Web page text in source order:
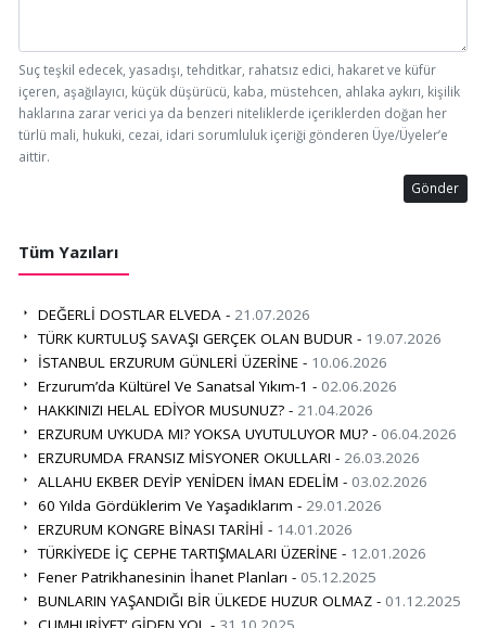
Suç teşkil edecek, yasadışı, tehditkar, rahatsız edici, hakaret ve küfür
içeren, aşağılayıcı, küçük düşürücü, kaba, müstehcen, ahlaka aykırı, kişilik
haklarına zarar verici ya da benzeri niteliklerde içeriklerden doğan her
türlü mali, hukuki, cezai, idari sorumluluk içeriği gönderen Üye/Üyeler’e
aittir.
Gönder
Tüm Yazıları
DEĞERLİ DOSTLAR ELVEDA - 21.07.2026
TÜRK KURTULUŞ SAVAŞI GERÇEK OLAN BUDUR - 19.07.2026
İSTANBUL ERZURUM GÜNLERİ ÜZERİNE - 10.06.2026
Erzurum’da Kültürel Ve Sanatsal Yıkım-1 - 02.06.2026
HAKKINIZI HELAL EDİYOR MUSUNUZ? - 21.04.2026
ERZURUM UYKUDA MI? YOKSA UYUTULUYOR MU? - 06.04.2026
ERZURUMDA FRANSIZ MİSYONER OKULLARI - 26.03.2026
ALLAHU EKBER DEYİP YENİDEN İMAN EDELİM - 03.02.2026
60 Yılda Gördüklerim Ve Yaşadıklarım - 29.01.2026
ERZURUM KONGRE BİNASI TARİHİ - 14.01.2026
TÜRKİYEDE İÇ CEPHE TARTIŞMALARI ÜZERİNE - 12.01.2026
Fener Patrikhanesinin İhanet Planları - 05.12.2025
BUNLARIN YAŞANDIĞI BİR ÜLKEDE HUZUR OLMAZ - 01.12.2025